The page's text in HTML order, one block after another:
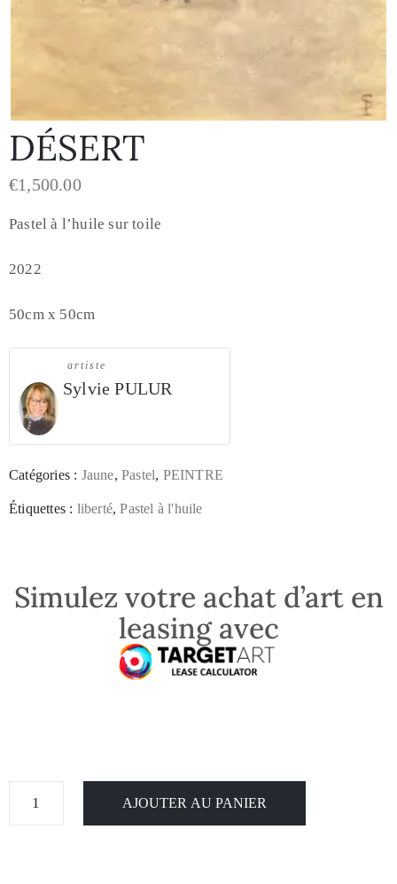
DÉSERT
€1,500.00
Pastel à l’huile sur toile
2022
50cm x 50cm
artiste
Sylvie PULUR
Catégories : Jaune,Pastel, PEINTRE
Étiquettes : liberté,Pastel à l'huile
Simulez votre achat d’art en
leasing avec
AJOUTER AU PANIER